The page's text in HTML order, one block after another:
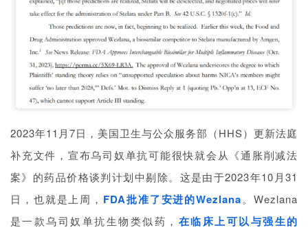
2023年11月7日，美国卫生与公众服务部（HHS）更新法庭
补充文件，宣布乌司奴单抗可能很快就会从《通胀削减法
案》的药品价格谈判计划中剔除。这是由于2023年10月31
日，也就是上周， FDA批准了安进的Wezlana。Wezlana
是一款乌司奴单抗生物类似药， 在临床上可以与强生的